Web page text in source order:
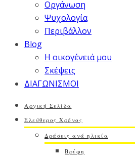
Οργάνωση
Ψυχολογία
Περιβάλλον
Blog
Η οικογένειά μου
Σκέψεις
ΔΙΑΓΩΝΙΣΜΟΙ
Αρχική Σελίδα
Ελεύθερος Χρόνος
Δράσεις ανά ηλικία
Βρέφη